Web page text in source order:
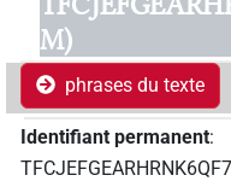
M)
phrases du texte
Identifiant permanent: